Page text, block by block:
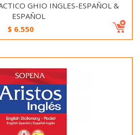
GHIO INGLES-ESPAÑOL &
ESPAÑOL
$ 6.550